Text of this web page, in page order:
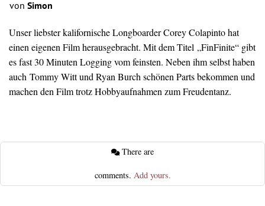
von Simon
Unser liebster kalifornische Longboarder Corey Colapinto hat
einen eigenen Film herausgebracht. Mit dem Titel „FinFinite“ gibt
es fast 30 Minuten Logging vom feinsten. Neben ihm selbst haben
auch Tommy Witt und Ryan Burch schönen Parts bekommen und
machen den Film trotz Hobbyaufnahmen zum Freudentanz.
comments. Add yours.